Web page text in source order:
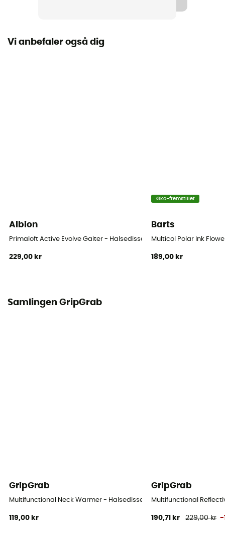
Vi anbefaler også dig
Albion
Primaloft Active Evolve Gaiter - Halsedisse
229,00 kr
Øko-fremstillet
Barts
Multicol Polar Ink
189,00 kr
Samlingen GripGrab
GripGrab
Multifunctional Neck Warmer - Halsedisse
119,00 kr
GripGrab
Multifunctional
190,71 kr 229,00 kr -